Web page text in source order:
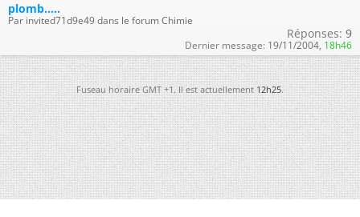
plomb.....
Par invited71d9e49 dans le forum Chimie
Réponses: 9
Dernier message: 19/11/2004, 18h46
Fuseau horaire GMT +1. Il est actuellement12h25.